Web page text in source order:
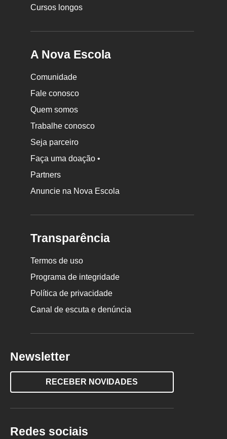
Cursos longos
A Nova Escola
Comunidade
Fale conosco
Quem somos
Trabalhe conosco
Seja parceiro
Faça uma doação •
Partners
Anuncie na Nova Escola
Transparência
Termos de uso
Programa de integridade
Política de privacidade
Canal de escuta e denúncia
Newsletter
RECEBER NOVIDADES
Redes sociais